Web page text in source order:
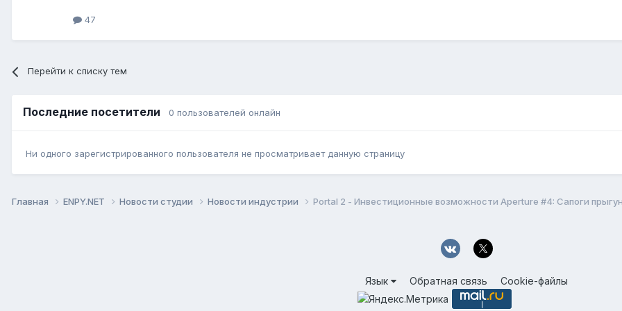
47
Перейти к списку тем
Последние посетители 0 пользователей онлайн
Ни одного зарегистрированного пользователя не просматривает данную страницу
Главная ENPY.NET Новости студии Новости индустрии Portal 2 - Инвестиционные возможности Aperture #4: Сапоги
Язык Обратная связь Cookie-файлы